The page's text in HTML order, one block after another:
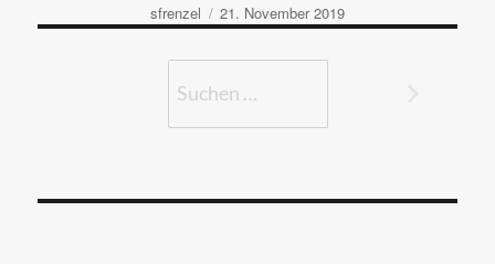
Autor
sfrenzel
Veröffentlicht
am
21. November 2019
nach: